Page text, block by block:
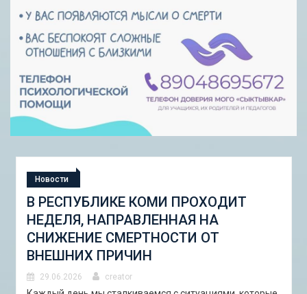
Новости
СТУДЕНЧЕСКАЯ ЭКСПЕДИЦИЯ
«ШКОЛА ГОРОДСКИХ ИЗМЕНЕНИЙ:
ГОРОДСКОЙ НАБОР ИНСТРУМЕНТОВ
И ПИЛОТНЫЕ ПРОЕКТЫ ДЛЯ
АСТРАХАНИ»